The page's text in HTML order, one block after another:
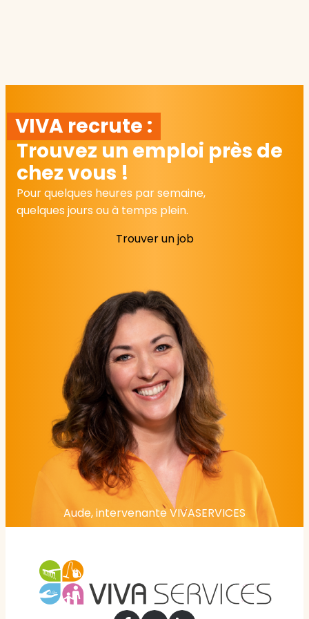
VIVA recrute :
Trouvez un emploi près de
chez vous !
Pour quelques heures par semaine,
quelques jours ou à temps plein.
Trouver un job
Aude, intervenante VIVASERVICES